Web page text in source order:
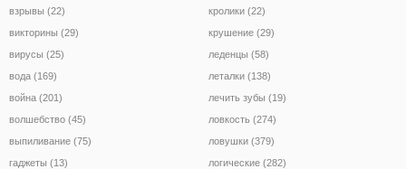
взрывы (22)
викторины (29)
вирусы (25)
вода (169)
война (201)
волшебство (45)
выпиливание (75)
гаджеты (13)
кролики (22)
крушение (29)
леденцы (58)
леталки (138)
лечить зубы (19)
ловкость (274)
ловушки (379)
логические (282)